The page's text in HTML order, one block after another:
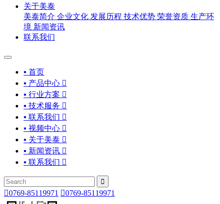
关于美泰
美泰简介 企业文化 发展历程 技术优势 荣誉资质 生产环
境 新闻资讯
联系我们
▪ 首页
▪ 产品中心 
▪ 行业方案 
▪ 技术服务 
▪ 联系我们 
▪ 视频中心 
▪ 关于美泰 
▪ 新闻资讯 
▪ 联系我们 

0769-85119971 0769-85119971